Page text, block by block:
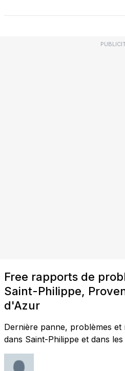
Free rapports de
Saint-Philippe,
d'Azur
Dernière panne, problèmes
dans Saint-Philippe et dans